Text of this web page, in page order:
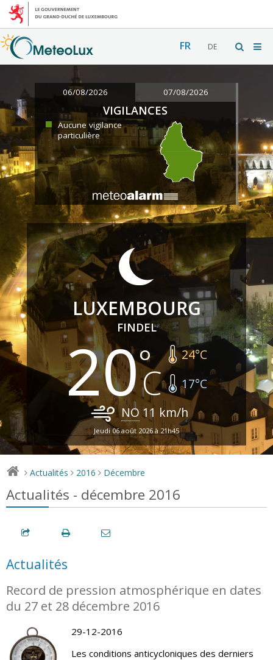
FR DE
06/08/2026 07/08/2026
VIGILANCES
Aucune vigilance
particulière
LUXEMBOURG
FINDEL
20 24°C
17°C
NO 11 km/h
Jeudi 06 août 2026 à 21h45
> Actualités > 2016 > Décembre
Actualités - décembre 2016
Actualités
Record de pression atmosphérique en dates
du 27 et 28 décembre 2016
29-12-2016
Les conditions anticycloniques des derniers